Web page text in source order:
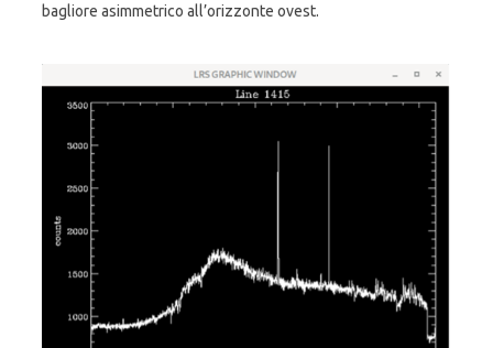
bagliore asimmetrico all’orizzonte ovest.